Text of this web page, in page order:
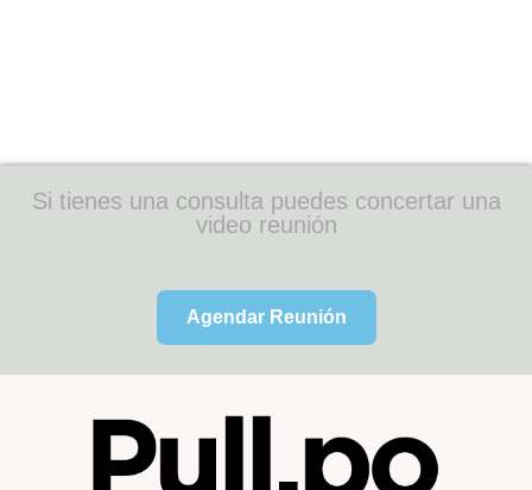
Si tienes una consulta puedes concertar una
video reunión
Agendar Reunión